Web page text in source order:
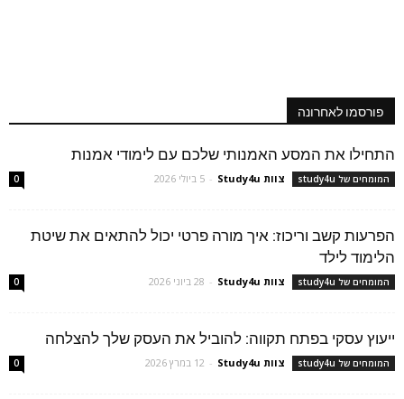
פורסמו לאחרונה
התחילו את המסע האמנותי שלכם עם לימודי אמנות
המומחים של study4u צוות Study4u - 5 ביולי 2026 0
הפרעות קשב וריכוז: איך מורה פרטי יכול להתאים את שיטת
הלימוד לילד
המומחים של study4u צוות Study4u - 28 ביוני 2026 0
ייעוץ עסקי בפתח תקווה: להוביל את העסק שלך להצלחה
המומחים של study4u צוות Study4u - 12 במרץ 2026 0